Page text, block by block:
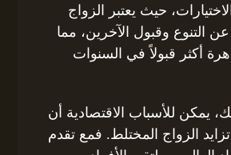
حيث يعتبر الزواج
عن التنوع وقبول الآخرين، مما
أكثر قبولاً في السنوات
يمكن للأسباب الاقتصادية أن
الزواج المختلط. فمع تقدم